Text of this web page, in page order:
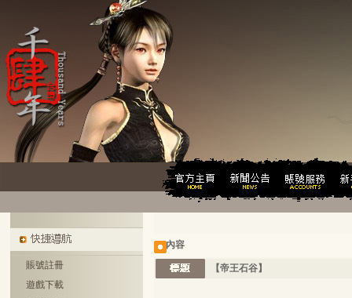
賬號註冊
遊戲下載
內容
【帝王石谷】